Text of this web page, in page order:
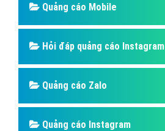
Quảng cáo Mobile
Hỏi đáp quảng cáo Instagram
Quảng cáo Zalo
Quảng cáo Instagram